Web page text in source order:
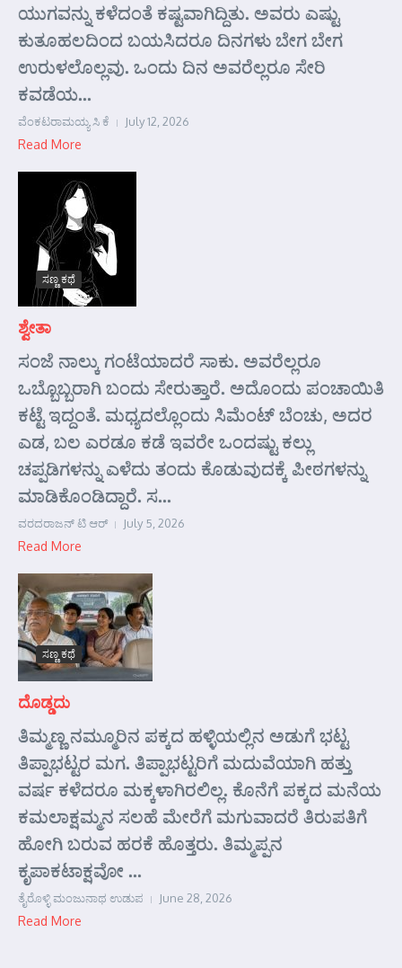
ಯುಗವನ್ನು ಕಳೆದಂತೆ ಕಷ್ಟವಾಗಿದ್ದಿತು. ಅವರು ಎಷ್ಟು
ಕುತೂಹಲದಿಂದ ಬಯಸಿದರೂ ದಿನಗಳು ಬೇಗ ಬೇಗ
ಉರುಳಲೊಲ್ಲವು. ಒಂದು ದಿನ ಅವರೆಲ್ಲರೂ ಸೇರಿ
ಕವಡೆಯ...
ವೆಂಕಟರಾಮಯ್ಯ ಸಿ ಕೆ July 12, 2026
Read More
ಸಣ್ಣ ಕಥೆ
ಶ್ವೇತಾ
ಸಂಜೆ ನಾಲ್ಕು ಗಂಟೆಯಾದರೆ ಸಾಕು. ಅವರೆಲ್ಲರೂ
ಒಬ್ಬೊಬ್ಬರಾಗಿ ಬಂದು ಸೇರುತ್ತಾರೆ. ಅದೊಂದು ಪಂಚಾಯಿತಿ
ಕಟ್ಟೆ ಇದ್ದಂತೆ. ಮಧ್ಯದಲ್ಲೊಂದು ಸಿಮೆಂಟ್ ಬೆಂಚು, ಅದರ
ಎಡ, ಬಲ ಎರಡೂ ಕಡೆ ಇವರೇ ಒಂದಷ್ಟು ಕಲ್ಲು
ಚಪ್ಪಡಿಗಳನ್ನು ಎಳೆದು ತಂದು ಕೊಡುವುದಕ್ಕೆ ಪೀಠಗಳನ್ನು
ಮಾಡಿಕೊಂಡಿದ್ದಾರೆ. ಸ...
ವರದರಾಜನ್ ಟಿ ಆರ್ July 5, 2026
Read More
ಸಣ್ಣ ಕಥೆ
ದೊಡ್ಡದು
ತಿಮ್ಮಣ್ಣ ನಮ್ಮೂರಿನ ಪಕ್ಕದ ಹಳ್ಳಿಯಲ್ಲಿನ ಅಡುಗೆ ಭಟ್ಟ
ತಿಪ್ಪಾಭಟ್ಟರ ಮಗ. ತಿಪ್ಪಾಭಟ್ಟರಿಗೆ ಮದುವೆಯಾಗಿ ಹತ್ತು
ವರ್ಷ ಕಳೆದರೂ ಮಕ್ಕಳಾಗಿರಲಿಲ್ಲ. ಕೊನೆಗೆ ಪಕ್ಕದ ಮನೆಯ
ಕಮಲಾಕ್ಷಮ್ಮನ ಸಲಹೆ ಮೇರೆಗೆ ಮಗುವಾದರೆ ತಿರುಪತಿಗೆ
ಹೋಗಿ ಬರುವ ಹರಕೆ ಹೊತ್ತರು. ತಿಮ್ಮಪ್ಪನ
ಕೃಪಾಕಟಾಕ್ಷವೋ ...
ತೈರೊಳ್ಳಿ ಮಂಜುನಾಥ ಉಡುಪ June 28, 2026
Read More